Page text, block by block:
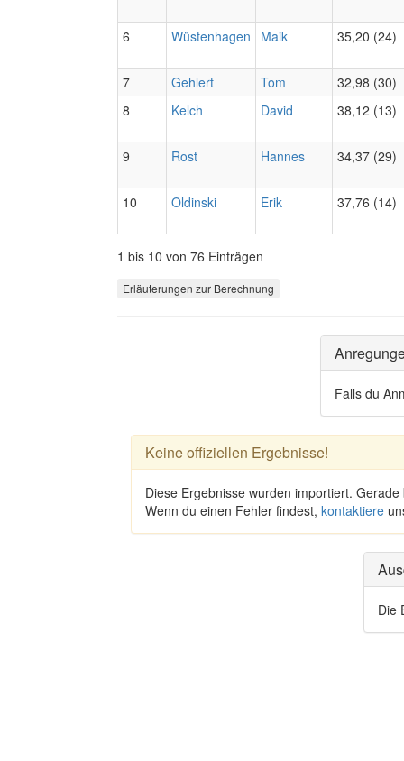
6 Wüstenhagen Maik 35,20 (24)
7 Gehlert Tom
32,98 (30)
8
Kelch David 38,12 (13)
9 Rost Hannes 34,37 (29)
10 Oldinski Erik 37,76 (14)
1 bis 10 von 76 Einträgen
Erläuterungen zur Berechnung
Falls du
Keine offiziellen Ergebnisse!
Diese Ergebnisse wurden importiert.
Wenn du einen Fehler findest, kontaktiere
Die